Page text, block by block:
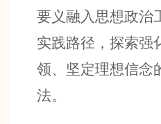
要义融入思想政治
实践路径，探索强
领、坚定理想信念
法。